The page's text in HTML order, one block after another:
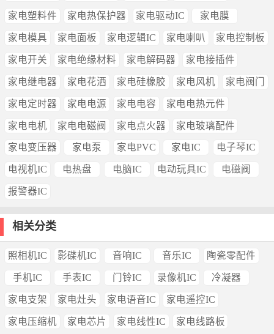
家电塑料件 家电热保护器 家电驱动IC 家电膜
家电模具 家电面板 家电逻辑IC 家电喇叭 家电控制板
家电开关 家电绝缘材料 家电解码器 家电接插件
家电继电器 家电花洒 家电硅橡胶 家电风机 家电阀门
家电定时器 家电电源 家电电容 家电电热元件
家电电机 家电电磁阀 家电点火器 家电玻璃配件
家电变压器 家电泵 家电PVC 家电IC 电子琴IC
电视机IC 电热盘 电脑IC 电动玩具IC 电磁阀
报警器IC
相关分类
照相机IC 影碟机IC 音响IC 音乐IC 陶瓷零配件
手机IC 手表IC 门铃IC 录像机IC 冷凝器
家电支架 家电灶头 家电语音IC 家电遥控IC
家电压缩机 家电芯片 家电线性IC 家电线路板